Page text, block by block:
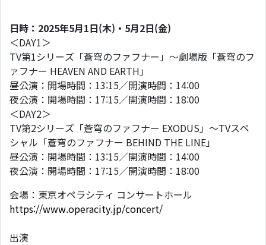
日時：2025年5月1日(木)・5月2日(金)
＜DAY1＞
TV第1シリーズ「蒼穹のファフナー」～劇場版「蒼穹のフ
ァフナー HEAVEN AND EARTH」
昼公演：開場時間：13:15／開演時間：14:00
夜公演：開場時間：17:15／開演時間：18:00
＜DAY2＞
TV第2シリーズ「蒼穹のファフナー EXODUS」～TVスペ
シャル「蒼穹のファフナー BEHIND THE LINE」
昼公演：開場時間：13:15／開演時間：14:00
夜公演：開場時間：17:15／開演時間：18:00
会場：東京オペラシティ コンサートホール
https://www.operacity.jp/concert/
出演